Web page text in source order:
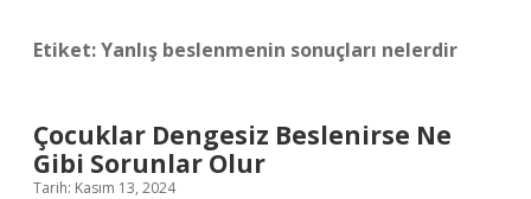
Etiket:Yanlış beslenmenin sonuçları nelerdir
Çocuklar Dengesiz Beslenirse Ne
Gibi Sorunlar Olur
Tarih: Kasım 13, 2024